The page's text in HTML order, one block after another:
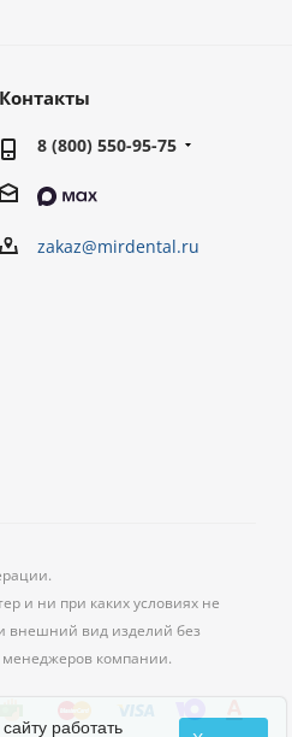
Контакты
8 (800) 550-95-75
zakaz@mirdental.ru
и ни при каких условиях не
внешний вид изделий без
компании.
работать